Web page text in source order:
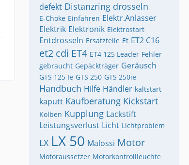
defekt Distanzring drosseln
E-Choke Einfahren Elektr.Anlasser
Elektrik Elektronik Elektrostart
Entdrosseln Ersatzteile Et ET2 C16
et2 cdi ET4 ET4 125 Leader Fehler
gebraucht Gepäckträger Geräusch
GTS 125 Ie GTS 250 GTS 250ie
Handbuch Hilfe Händler kaltstart
kaputt Kaufberatung Kickstart
Kolben Kupplung Lackstift
Leistungsverlust Licht Lichtproblem
LX LX 50 Malossi Motor
Motoraussetzer Motorkontrollleuchte